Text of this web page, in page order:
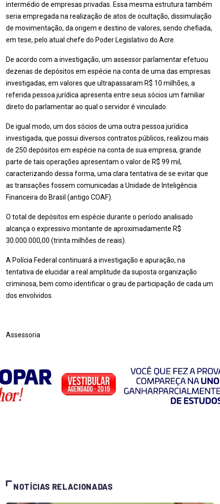
intermédio de empresas privadas. Essa mesma estrutura também
seria empregada na realização de atos de ocultação, dissimulação
de movimentação, da origem e destino de valores, sendo chefiada,
em tese, pelo atual chefe do Poder Legislativo do Acre.
De acordo com a investigação, um assessor parlamentar efetuou
dezenas de depósitos em espécie na conta de uma das empresas
investigadas, em valores que ultrapassaram R$ 10 milhões, a
referida pessoa jurídica apresenta entre seus sócios um familiar
direto do parlamentar ao qual o servidor é vinculado.
De igual modo, um dos sócios de uma outra pessoa jurídica
investigada, que possui diversos contratos públicos, realizou mais
de 250 depósitos em espécie na conta de sua empresa, grande
parte de tais operações apresentam o valor de R$ 99 mil,
caracterizando dessa forma, uma clara tentativa de se evitar que
as transações fossem comunicadas a Unidade de Inteligência
Financeira do Brasil (antigo COAF).
O total de depósitos em espécie durante o período analisado
alcança o expressivo montante de aproximadamente R$
30.000.000,00 (trinta milhões de reais).
A Polícia Federal continuará a investigação e apuração, na
tentativa de elucidar a real amplitude da suposta organização
criminosa, bem como identificar o grau de participação de cada um
dos envolvidos.
Assessoria
NOTÍCIAS RELACIONADAS